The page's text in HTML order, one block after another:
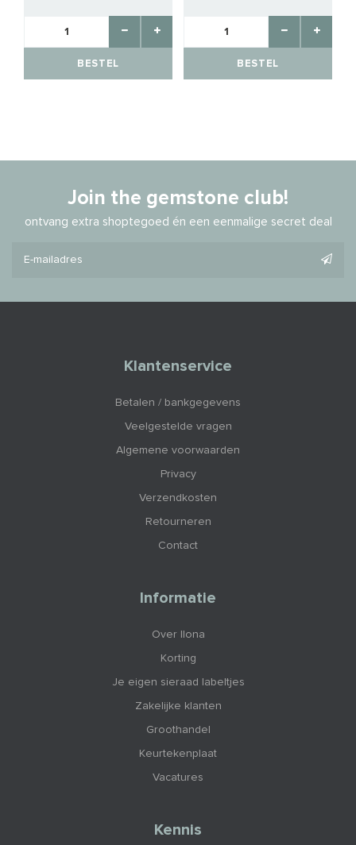
BESTEL BESTEL
Join the gemstone club!
ontvang extra shoptegoed én een eenmalige secret deal
Klantenservice
Betalen / bankgegevens
Veelgestelde vragen
Algemene voorwaarden
Privacy
Verzendkosten
Retourneren
Contact
Informatie
Over Ilona
Korting
Je eigen sieraad labeltjes
Zakelijke klanten
Groothandel
Keurtekenplaat
Vacatures
Kennis